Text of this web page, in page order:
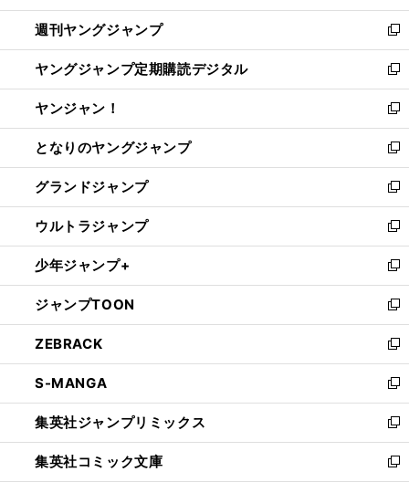
開
く
ウ
で
開
く
ン
ド
ウ
で
開
く
ウ
ィ
ン
ド
ウ
で
開
く
週刊ヤングジャンプ
新
し
い
ウ
ィ
ン
ド
ウ
で
開
く
ヤングジャンプ定期購読デジタル
新
し
い
ウ
ィ
ン
ド
ウ
で
開
く
ヤンジャン！
新
し
い
ウ
ィ
ン
ド
ウ
で
開
く
となりのヤングジャンプ
新
し
い
ウ
ィ
ン
ド
ウ
で
開
く
グランドジャンプ
新
し
い
ウ
ィ
ン
ド
ウ
で
開
く
ウルトラジャンプ
新
し
い
ウ
ィ
ン
ド
ウ
で
開
く
少年ジャンプ+
新
し
い
ウ
ィ
ン
ド
ウ
で
開
く
ジャンプTOON
新
し
い
ウ
ィ
ン
ド
ウ
で
開
ZEBRACK
新
し
い
ウ
ィ
ン
ド
ウ
S-MANGA
新
し
い
ウ
ィ
ン
集英社ジャンプリミックス
新
し
い
ウ
集英社コミック文庫
新
し